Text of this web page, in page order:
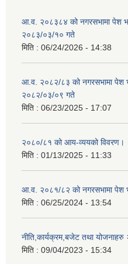
आ.व. २०८३८४ को नगरसभामा पेश
२०८३/०३/१० गते
मिति : 06/24/2026 - 14:38
आ.व. २०८२/८३ को नगरसभामा पेश
२०८२/०३/०९ गते
मिति : 06/23/2025 - 17:07
२०८०/८१ को आय-व्ययको विवरण।
मिति : 01/13/2025 - 11:33
आ.व. २०८१/८२ को नगरसभामा पेश
मिति : 06/25/2024 - 13:54
नीति,कार्यक्रम,बजेट तथा
मिति : 09/04/2023 - 15:34